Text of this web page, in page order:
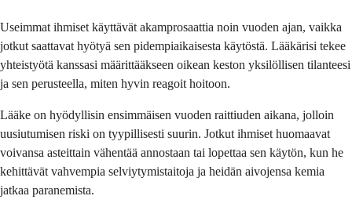
Useimmat ihmiset käyttävät akamprosaattia noin vuoden ajan, vaikka
jotkut saattavat hyötyä sen pidempiaikaisesta käytöstä. Lääkärisi tekee
yhteistyötä kanssasi määrittääkseen oikean keston yksilöllisen tilanteesi
ja sen perusteella, miten hyvin reagoit hoitoon.
Lääke on hyödyllisin ensimmäisen vuoden raittiuden aikana, jolloin
uusiutumisen riski on tyypillisesti suurin. Jotkut ihmiset huomaavat
voivansa asteittain vähentää annostaan tai lopettaa sen käytön, kun he
kehittävät vahvempia selviytymistaitoja ja heidän aivojensa kemia
jatkaa paranemista.